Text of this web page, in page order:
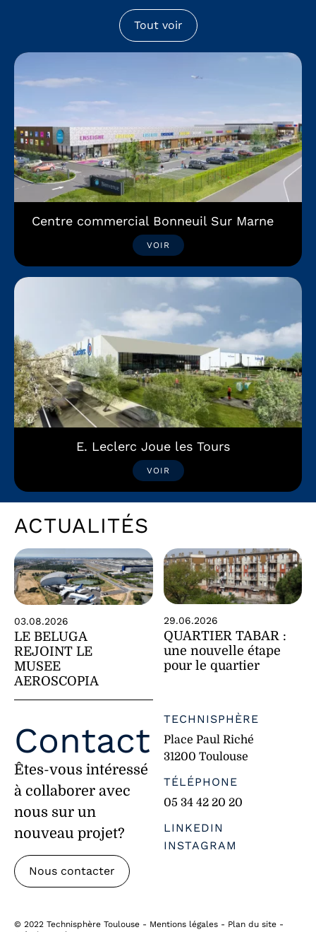
Tout voir
Centre commercial Bonneuil Sur Marne
VOIR
E. Leclerc Joue les Tours
VOIR
ACTUALITÉS
03.08.2026
LE BELUGA
REJOINT LE
MUSEE
AEROSCOPIA
29.06.2026
QUARTIER TABAR :
une nouvelle étape
pour le quartier
Contact
Êtes-vous intéressé
à collaborer avec
nous sur un
nouveau projet?
Nous contacter
TECHNISPHÈRE
Place Paul Riché
31200 Toulouse
TÉLÉPHONE
05 34 42 20 20
LINKEDIN
INSTAGRAM
© 2022 Technisphère Toulouse - Mentions légales - Plan du site -